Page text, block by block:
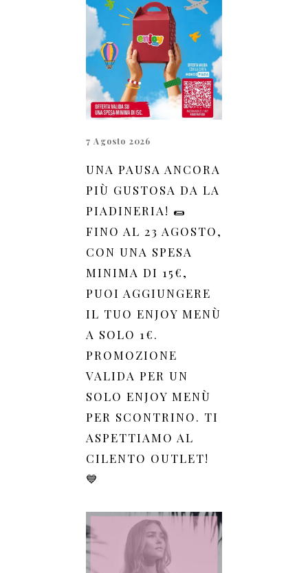
7 Agosto 2026
UNA PAUSA ANCORA
PIÙ GUSTOSA DA LA
PIADINERIA! 🌯
FINO AL 23 AGOSTO,
CON UNA SPESA
MINIMA DI 15€,
PUOI AGGIUNGERE
IL TUO ENJOY MENÙ
A SOLO 1€.
PROMOZIONE
VALIDA PER UN
SOLO ENJOY MENÙ
PER SCONTRINO. TI
ASPETTIAMO AL
CILENTO OUTLET!
💙